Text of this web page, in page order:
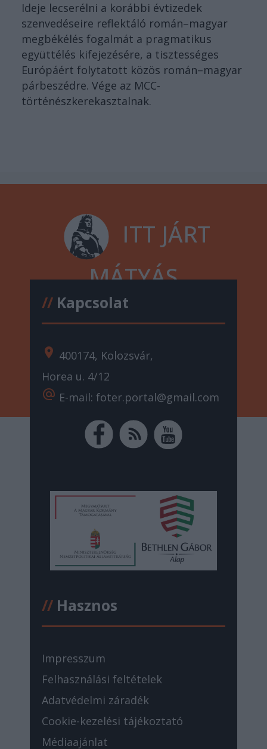
Ideje lecserélni a korábbi évtizedek
szenvedéseire reflektáló román–magyar
megbékélés fogalmát a pragmatikus
együttélés kifejezésére, a tisztességes
Európáért folytatott közös román–magyar
párbeszédre. Vége az MCC-
történészkerekasztalnak.
ITT JÁRT
MÁTYÁS
//Kapcsolat
location_on 400174, Kolozsvár,
Horea u. 4/12
alternate_email E-mail: foter.portal@gmail.com
//Hasznos
Impresszum
Felhasználási feltételek
Adatvédelmi záradék
Cookie-kezelési tájékoztató
Médiaajánlat